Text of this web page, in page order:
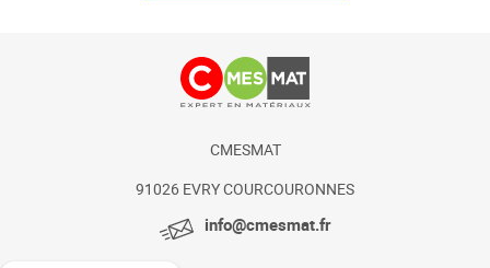
CMESMAT
91026 EVRY COURCOURONNES
info@cmesmat.fr